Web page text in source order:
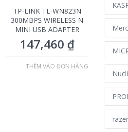
TP-LINK TL-WN823N
300MBPS WIRELESS N
MINI USB ADAPTER
147,460 ₫
THÊM VÀO ĐƠN HÀNG
razer